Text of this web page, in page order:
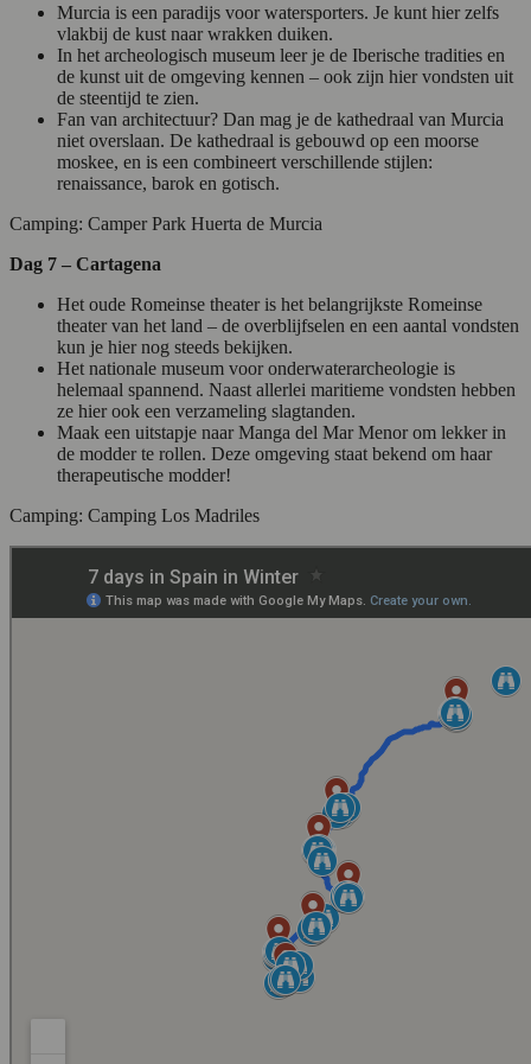
Murcia is een paradijs voor watersporters. Je kunt hier zelfs
vlakbij de kust naar wrakken duiken.
In het archeologisch museum leer je de Iberische tradities en
de kunst uit de omgeving kennen – ook zijn hier vondsten uit
de steentijd te zien.
Fan van architectuur? Dan mag je de kathedraal van Murcia
niet overslaan. De kathedraal is gebouwd op een moorse
moskee, en is een combineert verschillende stijlen:
renaissance, barok en gotisch.
Camping: Camper Park Huerta de Murcia
Dag 7 – Cartagena
Het oude Romeinse theater is het belangrijkste Romeinse
theater van het land – de overblijfselen en een aantal vondsten
kun je hier nog steeds bekijken.
Het nationale museum voor onderwaterarcheologie is
helemaal spannend. Naast allerlei maritieme vondsten hebben
ze hier ook een verzameling slagtanden.
Maak een uitstapje naar Manga del Mar Menor om lekker in
de modder te rollen. Deze omgeving staat bekend om haar
therapeutische modder!
Camping: Camping Los Madriles